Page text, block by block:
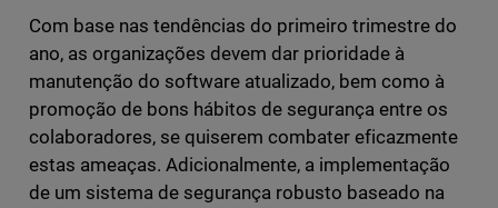
Com base nas tendências do primeiro trimestre do
ano, as organizações devem dar prioridade à
manutenção do software atualizado, bem como à
promoção de bons hábitos de segurança entre os
colaboradores, se quiserem combater eficazmente
estas ameaças. Adicionalmente, a implementação
de um sistema de segurança robusto baseado na